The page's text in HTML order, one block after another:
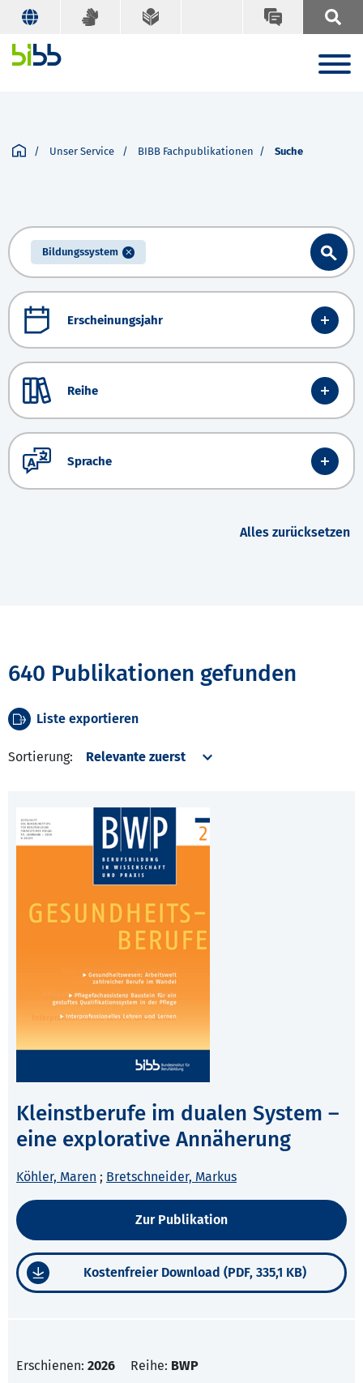
Unser Service BIBB Fachpublikationen Suche
Bildungssystem
Erscheinungsjahr
Reihe
Sprache
Alles zurücksetzen
640 Publikationen gefunden
Liste exportieren
Sortierung:
Kleinstberufe im dualen System –
eine explorative Annäherung
Köhler, Maren ; Bretschneider, Markus
Zur Publikation
Kostenfreier Download (PDF, 335,1 KB)
Erschienen: 2026 Reihe: BWP